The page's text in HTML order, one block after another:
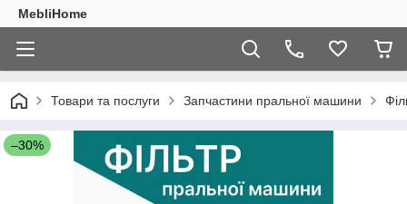
MebliHome
Товари та послуги Запчастини пральної машини
–30%